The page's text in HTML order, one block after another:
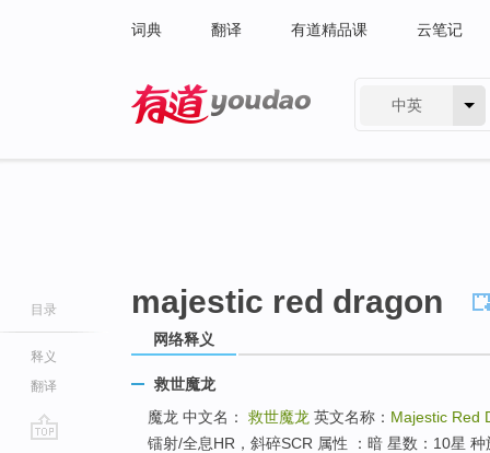
词典 翻译 有道精品课 云笔记
中英
目录
释义
翻译
majestic red dragon
网络释义
救世魔龙
魔龙 中文名： 救世魔龙 英文名称： Majestic Red
镭射/全息HR，斜碎SCR 属性 ：暗 星数：10星